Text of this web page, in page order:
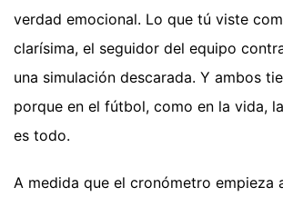
verdad emocional. Lo que tú viste
clarísima, el seguidor del equipo
una simulación descarada. Y ambos
porque en el fútbol, como en la vida,
es todo.
A medida que el cronómetro empieza